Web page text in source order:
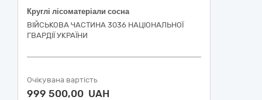
Круглі лісоматеріали сосна
ВІЙСЬКОВА ЧАСТИНА 3036 НАЦІОНАЛЬНОЇ
ГВАРДІЇ УКРАЇНИ
Очікувана вартість
999 500,00 UAH